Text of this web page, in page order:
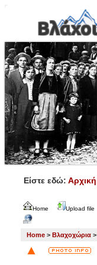
Είστε εδώ: Αρχική
Home Upload file
Home > Βλαχοχώρια >